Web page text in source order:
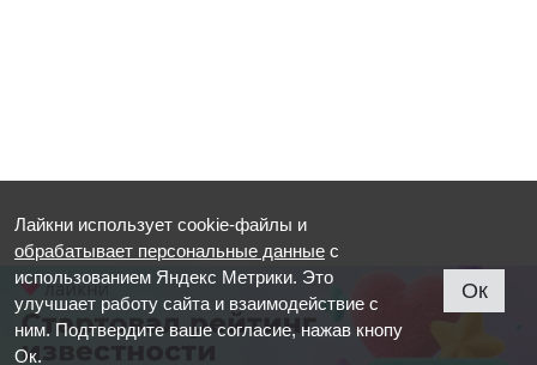
Лайкни использует cookie-файлы и
обрабатывает персональные данные с
использованием Яндекс Метрики. Это
улучшает работу сайта и взаимодействие с
ним. Подтвердите ваше согласие, нажав кнопу
Ок.
Ок